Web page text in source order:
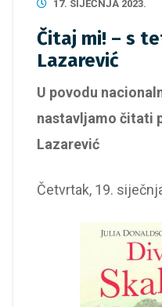
17. SIJEČNJA 2023.
Čitaj mi! – s
Lazarević
U povodu
nastavljamo čitati
Lazarević
Četvrtak, 19.